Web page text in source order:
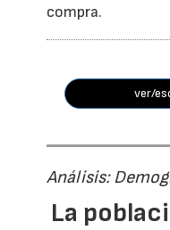
compra.
ver/
Análisis:
La